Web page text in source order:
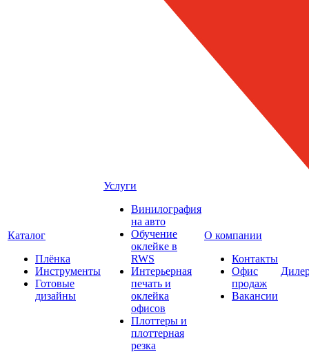
Каталог
Плёнка
Инструменты
Готовые
дизайны
Услуги
Винилография
на авто
Обучение
оклейке в
RWS
Интерьерная
печать и
оклейка
офисов
Плоттеры и
плоттерная
резка
О компании
Контакты
Офис
продаж
Вакансии